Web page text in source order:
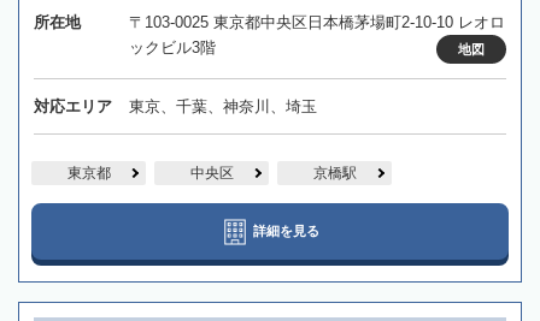
所在地
〒103-0025 東京都中央区日本橋茅場町2-10-10 レオロ
ックビル3階
地図
対応エリア 東京、千葉、神奈川、埼玉
東京都 中央区 京橋駅
詳細を見る